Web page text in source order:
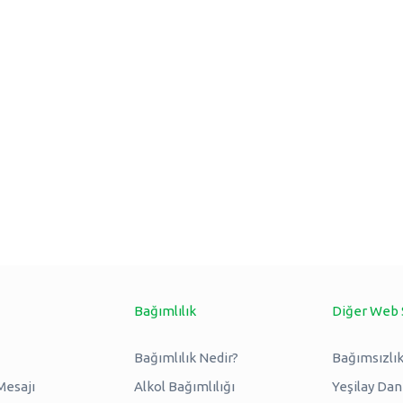
Bağımlılık
Bağımlılık Nedir?
Alkol Bağımlılığı
Diğer
Yeşilay